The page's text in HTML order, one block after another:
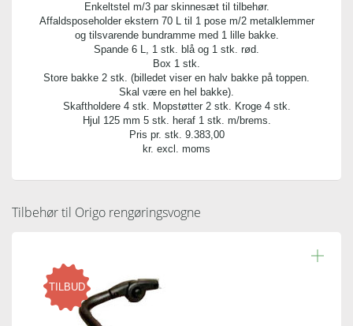
Længde:
37,00 cm
Højde:
2,00 cm
Enkeltstel m/3 par skinnesæt til tilbehør.
Affaldsposeholder ekstern 70 L til 1 pose m/2 metalklemmer
og tilsvarende bundramme med 1 lille bakke.
Spande 6 L, 1 stk. blå og 1 stk. rød.
Box 1 stk.
Store bakke 2 stk. (billedet viser en halv bakke på toppen.
Skal være en hel bakke).
Skaftholdere 4 stk. Mopstøtter 2 stk. Kroge 4 stk.
Hjul 125 mm 5 stk. heraf 1 stk. m/brems.
Pris pr. stk. 9.383,00
kr. excl. moms
Tilbehør til Origo rengøringsvogne
TILBUD